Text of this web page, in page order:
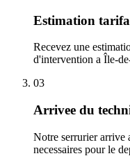
Estimation
Recevez une
d'intervention a Île-
03
Arrivee du
Notre serrurier arrive
necessaires pour le